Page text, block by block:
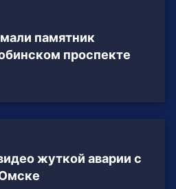
памятник
проспекте
жуткой аварии с